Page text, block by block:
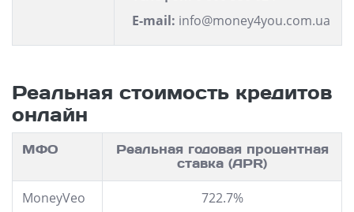
E-mail: info@money4you.com.ua
Реальная стоимость кредитов
онлайн
МФО
Реальная годовая процентная
ставка (APR)
MoneyVeo
722.7%